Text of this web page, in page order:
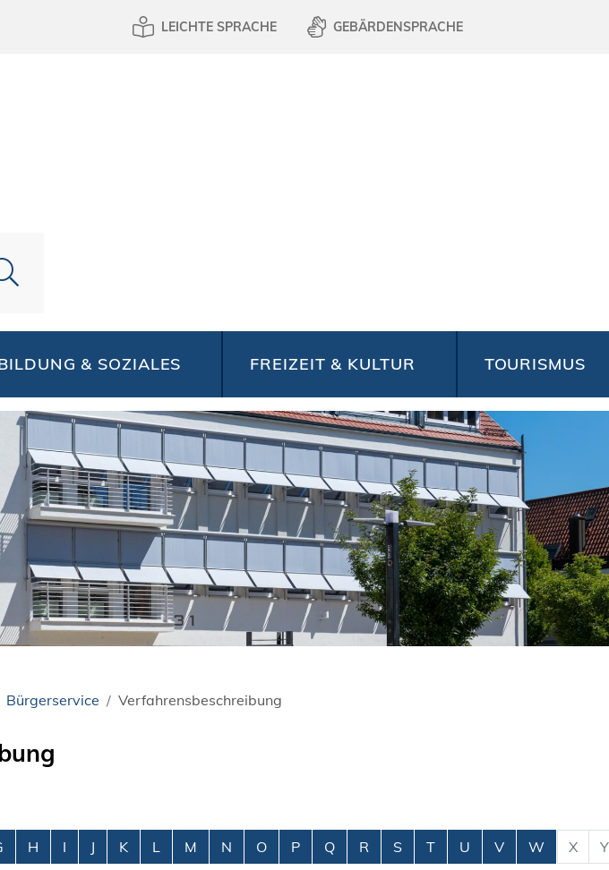
LEICHTE SPRACHE GEBÄRDENSPRACHE
& SOZIALES FREIZEIT & KULTUR TOURISMUS
Bürgerservice Verfahrensbeschreibung
H I J K L M N O P Q R S T U V W X Y